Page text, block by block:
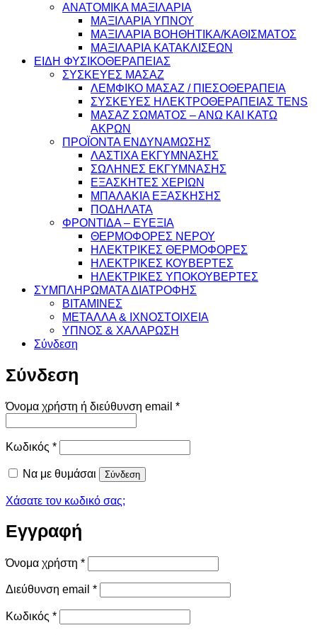
ΑΝΑΤΟΜΙΚΑ ΜΑΞΙΛΑΡΙΑ
ΜΑΞΙΛΑΡΙΑ ΥΠΝΟΥ
ΜΑΞΙΛΑΡΙΑ ΒΟΗΘΗΤΙΚΑ/ΚΑΘΙΣΜΑΤΟΣ
ΜΑΞΙΛΑΡΙΑ ΚΑΤΑΚΛΙΣΕΩΝ
ΕΙΔΗ ΦΥΣΙΚΟΘΕΡΑΠΕΙΑΣ
ΣΥΣΚΕΥΕΣ ΜΑΣΑΖ
ΛΕΜΦΙΚΟ ΜΑΣΑΖ / ΠΙΕΣΟΘΕΡΑΠΕΙΑ
ΣΥΣΚΕΥΕΣ ΗΛΕΚΤΡΟΘΕΡΑΠΕΙΑΣ TENS
ΜΑΣΑΖ ΣΩΜΑΤΟΣ – ΑΝΩ ΚΑΙ ΚΑΤΩ
ΑΚΡΩΝ
ΠΡΟΪΟΝΤΑ ΕΝΔΥΝΑΜΩΣΗΣ
ΛΑΣΤΙΧΑ ΕΚΓΥΜΝΑΣΗΣ
ΣΩΛΗΝΕΣ ΕΚΓΥΜΝΑΣΗΣ
ΕΞΑΣΚΗΤΕΣ ΧΕΡΙΩΝ
ΜΠΑΛΑΚΙΑ ΕΞΑΣΚΗΣΗΣ
ΠΟΔΗΛΑΤΑ
ΦΡΟΝΤΙΔΑ – ΕΥΕΞΙΑ
ΘΕΡΜΟΦΟΡΕΣ ΝΕΡΟΥ
ΗΛΕΚΤΡΙΚΕΣ ΘΕΡΜΟΦΟΡΕΣ
ΗΛΕΚΤΡΙΚΕΣ ΚΟΥΒΕΡΤΕΣ
ΗΛΕΚΤΡΙΚΕΣ ΥΠΟΚΟΥΒΕΡΤΕΣ
ΣΥΜΠΛΗΡΩΜΑΤΑ ΔΙΑΤΡΟΦΗΣ
ΒΙΤΑΜΙΝΕΣ
ΜΕΤΑΛΛΑ & ΙΧΝΟΣΤΟΙΧΕΙΑ
ΥΠΝΟΣ & ΧΑΛΑΡΩΣΗ
Σύνδεση
Σύνδεση
Όνομα χρήστη ή διεύθυνση email *Απαιτείται
Κωδικός *Απαιτείται
Να με θυμάσαι Σύνδεση
Χάσατε τον κωδικό σας;
Εγγραφή
Όνομα χρήστη *Απαιτείται
Διεύθυνση email *Απαιτείται
Κωδικός *Απαιτείται